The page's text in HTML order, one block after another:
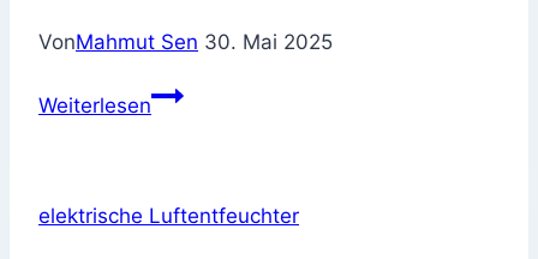
VonMahmut Sen 30. Mai 2025
WeiterlesenEntfeuchter
so
elektrische Luftentfeuchter